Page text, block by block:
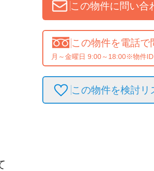
この物件に問い合
この物件を電話で
月～金曜日 9:00～18:00※物件ID
この物件を検討リ